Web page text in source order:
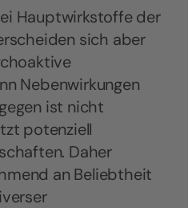
Hauptwirkstoffe der
sich aber
Nebenwirkungen
ist nicht
potenziell
Daher
an Beliebtheit